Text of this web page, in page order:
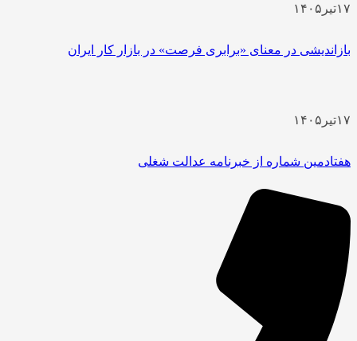
۱۴۰۵
در معنای «برابری فرصت» در بازار کار ایران
۱۴۰۵
شماره از خبرنامه عدالت شغلی